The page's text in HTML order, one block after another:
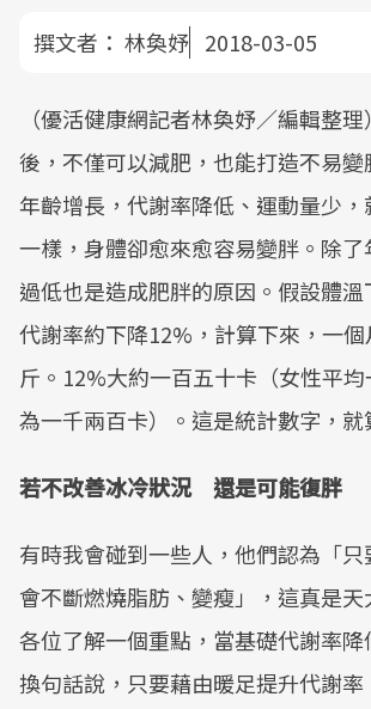
撰文者： 林奐妤 2018-03-05
（優活健康網記者林奐妤／編輯整
後，不僅可以減肥，也能打造不易
年齡增長，代謝率降低、運動量少
一樣，身體卻愈來愈容易變胖。除了
過低也是造成肥胖的原因。假設體
代謝率約下降12%，計算下來，一
斤。12%大約一百五十卡（女性平
為一千兩百卡）。這是統計數字，就
若不改善冰冷狀況 還是可能復胖
有時我會碰到一些人，他們認為「
會不斷燃燒脂肪、變瘦」，這真是
各位了解一個重點，當基礎代謝率降
換句話說，只要藉由暖足提升代謝